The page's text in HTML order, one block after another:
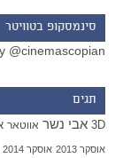
סינמסקופ בטוויטר
@cinemascopian
תגים
3D אבי נשר אווטאר
אוסקר 2013 אוסקר 2014